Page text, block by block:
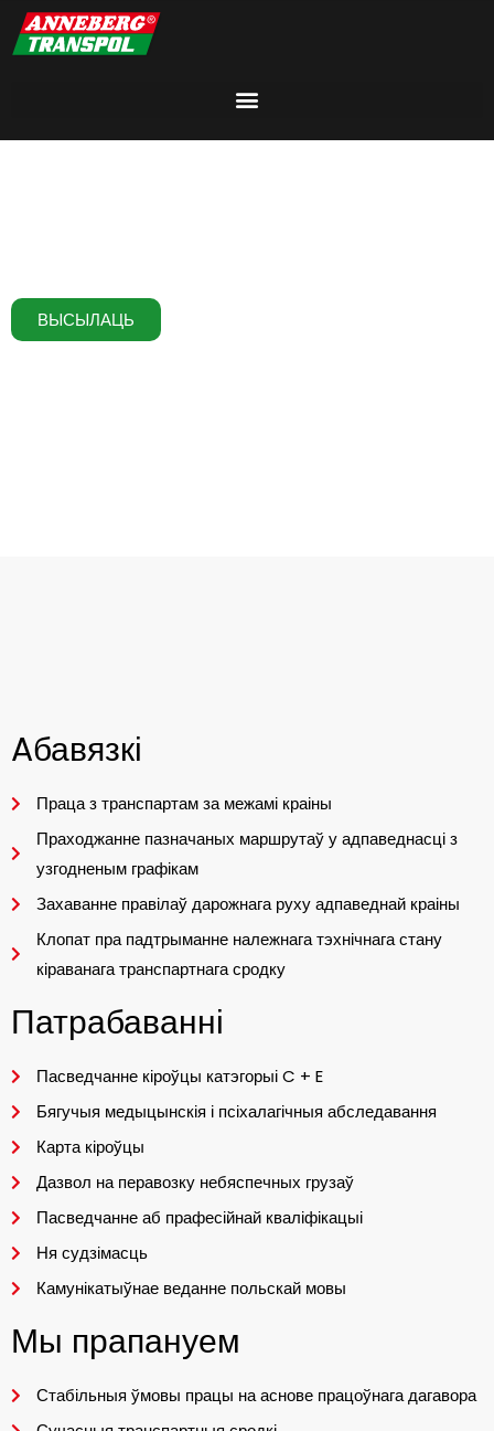
ВЫСЫЛАЦЬ
Aбавязкі
Праца з транспартам за межамі краіны
Праходжанне пазначаных маршрутаў у адпаведнасці з
узгодненым графікам
Захаванне правілаў дарожнага руху адпаведнай краіны
Клопат пра падтрыманне належнага тэхнічнага стану
кіраванага транспартнага сродку
Патрабаванні
Пасведчанне кіроўцы катэгорыі C + E
Бягучыя медыцынскія і псіхалагічныя абследавання
Карта кіроўцы
Дазвол на перавозку небяспечных грузаў
Пасведчанне аб прафесійнай кваліфікацыі
Ня судзімасць
Камунікатыўнае веданне польскай мовы
Мы прапануем
Стабільныя ўмовы працы на аснове працоўнага дагавора